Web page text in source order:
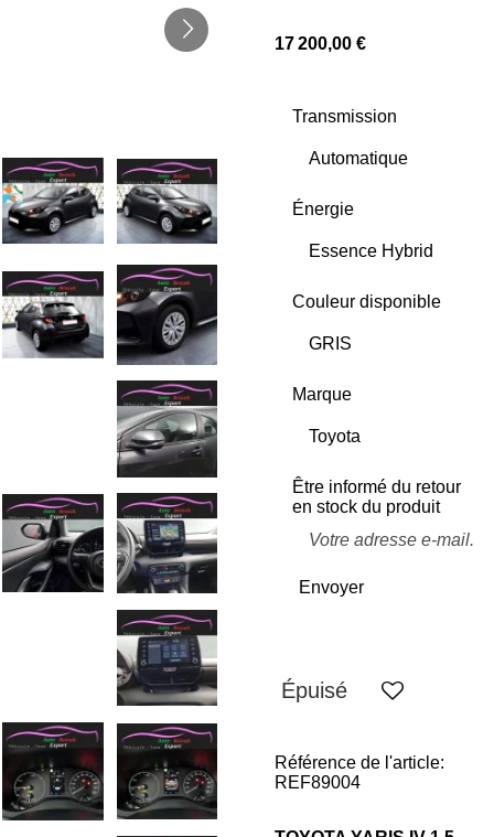
17 200,00 €
Transmission
Énergie
Couleur disponible
Marque
Être informé du retour
en stock du produit
Envoyer
Épuisé
Référence de l'article:
REF89004